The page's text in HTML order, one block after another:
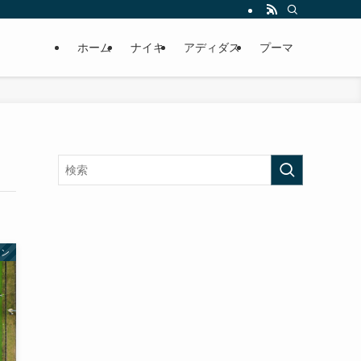
ホーム ナイキ アディダス プーマ